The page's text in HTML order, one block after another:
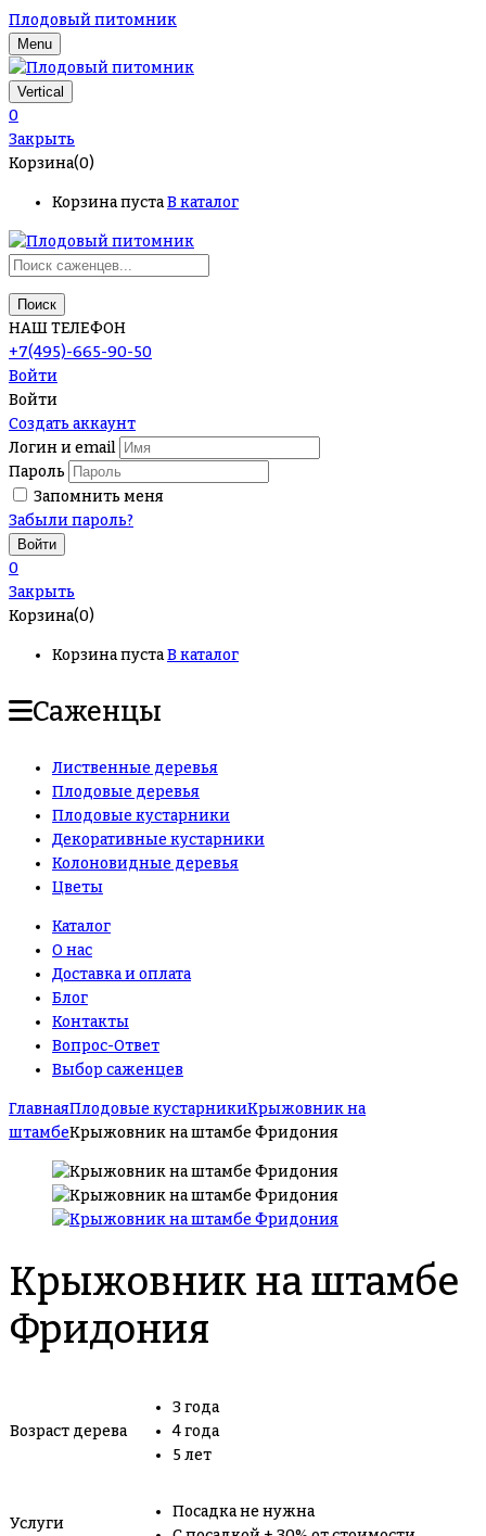
Плодовый питомник
Menu
Vertical
0
Закрыть
Корзина(0)
Корзина пустаВ каталог
Поиск
НАШ ТЕЛЕФОН
+7(495)-665-90-50
Войти
Войти
Создать аккаунт
Логин и email
Пароль
Запомнить меня
Забыли пароль?
0
Закрыть
Корзина(0)
Корзина пустаВ каталог
Саженцы
Лиственные деревья
Плодовые деревья
Плодовые кустарники
Декоративные кустарники
Колоновидные деревья
Цветы
Каталог
О нас
Доставка и оплата
Блог
Контакты
Вопрос-Ответ
Выбор саженцев
ГлавнаяПлодовые кустарникиКрыжовник на
штамбеКрыжовник на штамбе Фридония
Крыжовник на штамбе
Фридония
Возраст дерева
3 года
4 года
5 лет
Услуги
Посадка не нужна